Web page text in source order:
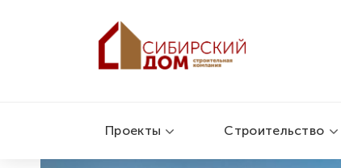
Проекты Строительство